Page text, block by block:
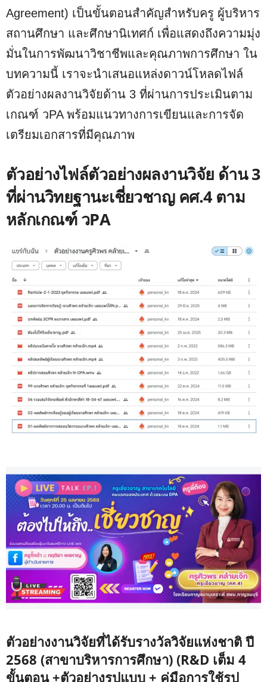
Agreement) เป็นขั้นตอนสำคัญสำหรับครู ผู้บริหาร
สถานศึกษา และศึกษานิเทศก์ เพื่อแสดงถึงความมุ่ง
มั่นในการพัฒนาวิชาชีพและคุณภาพการศึกษา ใน
บทความนี้ เราจะนำเสนอแหล่งดาวน์โหลดไฟล์
ตัวอย่างผลงานวิจัยด้าน 3 ที่ผ่านการประเมินตาม
เกณฑ์ วPA พร้อมแนวทางการเขียนและการจัด
เตรียมเอกสารที่มีคุณภาพ
ตัวอย่างไฟล์ตัวอย่างผลงานวิจัย ด้าน 3
ที่ผ่านวิทยฐานะเชี่ยวชาญ คศ.4 ตาม
หลักเกณฑ์ วPA
ตัวอย่างงานวิจัยที่ได้รับรางวัลวิจัยแห่งชาติ ปี
2568 (สาขาบริหารการศึกษา) (R&D เต็ม 4
ขั้นตอน +ตัวอย่างรูปแบบ + คู่มือการใช้รูป